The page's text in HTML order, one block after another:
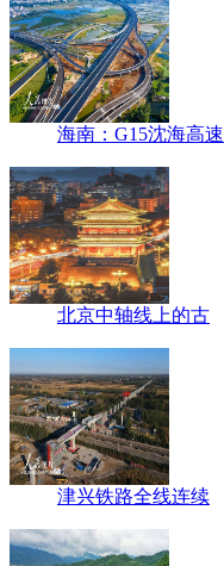
海南：G15沈海高速
北京中轴线上的古
津兴铁路全线连续